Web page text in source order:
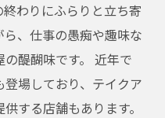
わりにふらりと立ち寄
、仕事の愚痴や趣味な
醍醐味です。 近年で
場しており、テイクア
する店舗もあります。